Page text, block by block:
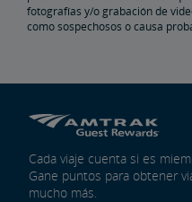
fotografías y/o grabación de
como sospechosos o causa
Cada viaje cuenta si es
Gane puntos para obtener
mucho más.